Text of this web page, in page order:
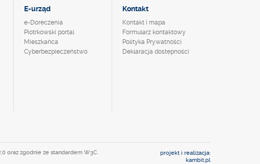
E-urząd
e-Doręczenia
Piotrkowski portal
Mieszkańca
Cyberbezpieczeństwo
Kontakt
Kontakt i mapa
Formularz kontaktowy
Polityka Prywatności
Deklaracja dostępności
oraz zgodnie ze standardem W3C.
projekt i realizacja:
kambit.pl